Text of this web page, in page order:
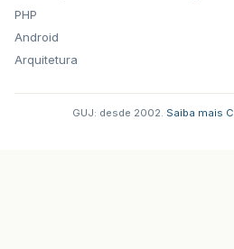
PHP
Android
Arquitetura
GUJ: desde 2002. Saiba mais